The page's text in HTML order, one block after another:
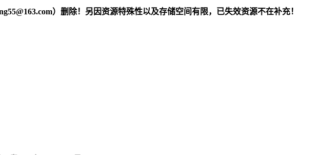
）删除！另因资源特殊性以及存储空间有限，已失效资源不在补充！